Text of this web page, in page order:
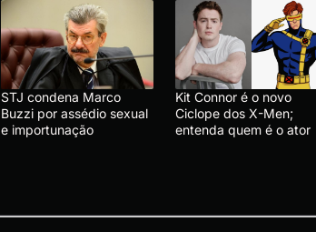
STJ condena Marco
Buzzi por assédio sexual
e importunação
Kit Connor é o novo
Ciclope dos X-Men;
entenda quem é o ator